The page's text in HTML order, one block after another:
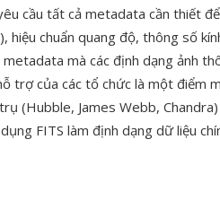
cầu tất cả metadata cần thiết
chuẩn quang độ, thông số
mà các định dạng ảnh
trợ của các tổ chức là một điểm
(Hubble, James Webb,
FITS làm định dạng dữ liệu